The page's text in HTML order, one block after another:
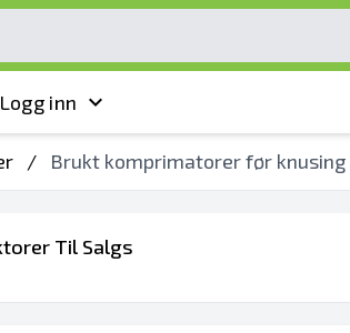
Logg inn
/ Brukt komprimatorer før knusing
Til Salgs